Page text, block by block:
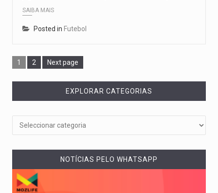
SAIBA MAIS
Posted in Futebol
1 2 Next page
EXPLORAR CATEGORIAS
NOTÍCIAS PELO WHATSAPP